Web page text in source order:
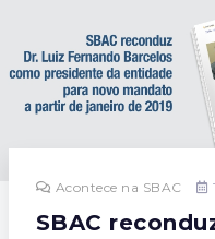
Acontece na SBAC
SBAC